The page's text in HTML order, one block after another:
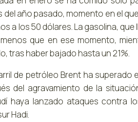
año pasado, momento en el
a los 50 dólares. La gasolina,
que en ese momento,
tras haber bajado hasta un 21%.
de petróleo Brent ha superado
del agravamiento de la
haya lanzado ataques contra
Hadi.